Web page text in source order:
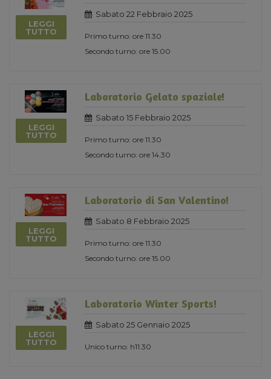
LEGGI
TUTTO
Sabato 22 Febbraio 2025
Primo turno: ore 11.30
Secondo turno: ore 15.00
LEGGI
TUTTO
Laboratorio Gelato spaziale!
Sabato 15 Febbraio 2025
Primo turno: ore 11.30
Secondo turno: ore 14.30
LEGGI
TUTTO
Laboratorio di San Valentino!
Sabato 8 Febbraio 2025
Primo turno: ore 11.30
Secondo turno: ore 15.00
LEGGI
TUTTO
Laboratorio Winter Sports!
Sabato 25 Gennaio 2025
Unico turno: h11.30